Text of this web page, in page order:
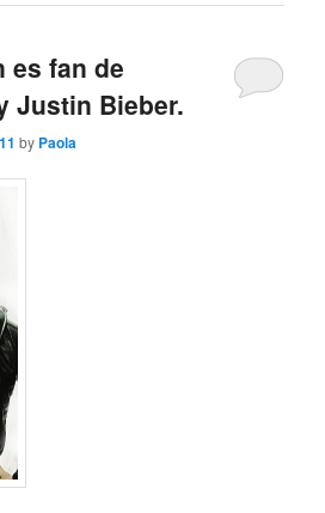
es fan de
Justin Bieber.
by Paola